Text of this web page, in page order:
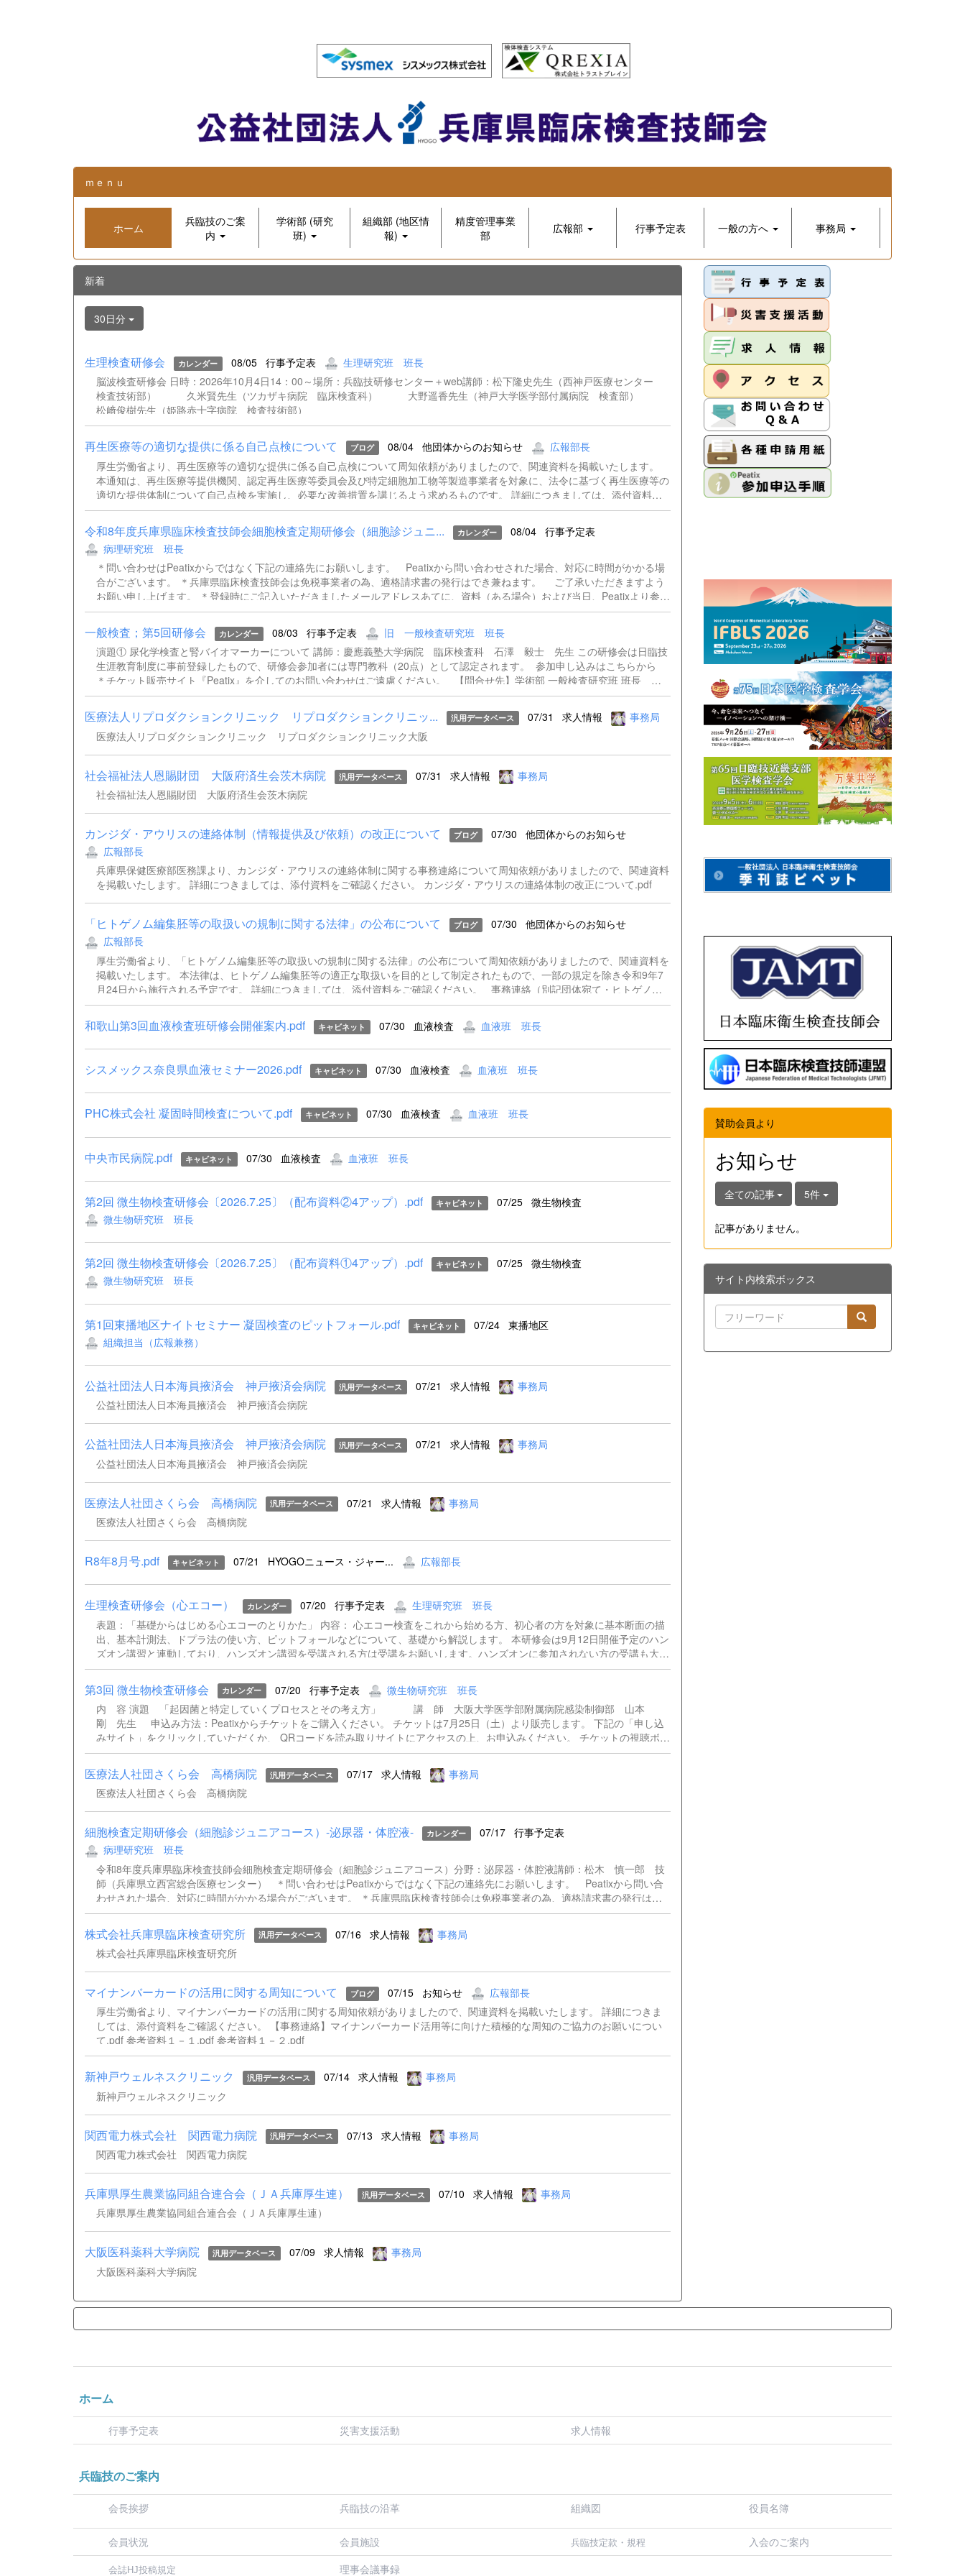
ｍｅｎｕ
ホーム
兵臨技のご案
内
学術部 (研究
班)
組織部 (地区情
報)
精度管理事業
部
広報部 行事予定表 一般の方へ 事務局
新着
30日分
生理検査研修会 カレンダー 08/05 行事予定表
生理研究班 班長
脳波検査研修会 日時：2026年10月4日14：00～場所：兵臨技研修センター＋web講師：松下隆史先生（西神戸医療センター
検査技術部） 久米賢先生（ツカザキ病院 臨床検査科） 大野遥香先生（神戸大学医学部付属病院 検査部）
松﨑俊樹先生（姫路赤十字病院 検査技術部）
再生医療等の適切な提供に係る自己点検について ブログ 08/04 他団体からのお知らせ
広報部長
厚生労働省より、再生医療等の適切な提供に係る自己点検について周知依頼がありましたので、関連資料を掲載いたします。
本通知は、再生医療等提供機関、認定再生医療等委員会及び特定細胞加工物等製造事業者を対象に、法令に基づく再生医療等の
適切な提供体制について自己点検を実施し、必要な改善措置を講じるよう求めるものです。 詳細につきましては、添付資料を
ご確認ください。 通知事務連絡（別記団体宛）.pdf 再生医療等の適切な提供に係る自己点検について（依頼）.pdf
令和8年度兵庫県臨床検査技師会細胞検査定期研修会（細胞診ジュニ... カレンダー 08/04
行事予定表
病理研究班 班長
＊問い合わせはPeatixからではなく下記の連絡先にお願いします。 Peatixから問い合わせされた場合、対応に時間がかかる場
合がございます。 ＊兵庫県臨床検査技師会は免税事業者の為、適格請求書の発行はでき兼ねます。 ご了承いただきますよう
お願い申し上げます。 ＊登録時にご記入いただきましたメールアドレスあてに、資料（ある場合）および当日、Peatixより参加
できない可能性があるため、ZOOMのウェビナー招致を送らせていただきます。登録時にメールアドレスをご記入いただけない
場合は、資料や招致メールを送ることが出来ません。当日の対応は出来かねますことをご了承ください。 連絡先兵庫県臨床
検査技師会病理・細胞研究班班長今川 奈央子Tel：078-382-6474
一般検査；第5回研修会 カレンダー 08/03 行事予定表
旧 一般検査研究班 班長
演題① 尿化学検査と腎バイオマーカーについて 講師：慶應義塾大学病院 臨床検査科 石澤 毅士 先生 この研修会は日臨技
生涯教育制度に事前登録したもので、研修会参加者には専門教科（20点）として認定されます。 参加申し込みはこちらから
＊チケット販売サイト『Peatix』を介してのお問い合わせはご遠慮ください。 【問合せ先】学術部 一般検査研究班 班長 中
島 和希 兵庫県立はりま姫路総合医療センター検査部 TEL 079-289-5080 mail: nakasimaamag@gmail.com
医療法人リプロダクションクリニック リプロダクションクリニッ... 汎用データベース 07/31 求人情報
事務局
医療法人リプロダクションクリニック リプロダクションクリニック大阪
社会福祉法人恩賜財団 大阪府済生会茨木病院 汎用データベース 07/31 求人情報
事務局
社会福祉法人恩賜財団 大阪府済生会茨木病院
カンジダ・アウリスの連絡体制（情報提供及び依頼）の改正について ブログ 07/30
他団体からのお知らせ
広報部長
兵庫県保健医療部医務課より、カンジダ・アウリスの連絡体制に関する事務連絡について周知依頼がありましたので、関連資料
を掲載いたします。 詳細につきましては、添付資料をご確認ください。 カンジダ・アウリスの連絡体制の改正について.pdf
「ヒトゲノム編集胚等の取扱いの規制に関する法律」の公布について ブログ 07/30
他団体からのお知らせ
広報部長
厚生労働省より、「ヒトゲノム編集胚等の取扱いの規制に関する法律」の公布について周知依頼がありましたので、関連資料を
掲載いたします。 本法律は、ヒトゲノム編集胚等の適正な取扱いを目的として制定されたもので、一部の規定を除き令和9年7
月24日から施行される予定です。 詳細につきましては、添付資料をご確認ください。 事務連絡（別記団体宛て・ヒトゲノム
編集胚等取扱規制法）.pdf 公布通知（ヒトゲノム編集胚等取扱規制法）.pdf ヒトゲノム編集胚等の取扱いの規制に関する法律
（令和８年法律第70号）（官報）.pdf
和歌山第3回血液検査班研修会開催案内.pdf キャビネット 07/30 血液検査 血液班 班長
シスメックス奈良県血液セミナー2026.pdf キャビネット 07/30 血液検査 血液班 班長
PHC株式会社 凝固時間検査について.pdf キャビネット 07/30 血液検査 血液班 班長
中央市民病院.pdf キャビネット 07/30 血液検査 血液班 班長
第2回 微生物検査研修会〔2026.7.25〕（配布資料②4アップ）.pdf キャビネット 07/25
微生物検査
微生物研究班 班長
第2回 微生物検査研修会〔2026.7.25〕（配布資料①4アップ）.pdf キャビネット 07/25
微生物検査
微生物研究班 班長
第1回東播地区ナイトセミナー 凝固検査のピットフォール.pdf キャビネット 07/24
東播地区
組織担当（広報兼務）
公益社団法人日本海員掖済会 神戸掖済会病院 汎用データベース 07/21 求人情報
事務局
公益社団法人日本海員掖済会 神戸掖済会病院
公益社団法人日本海員掖済会 神戸掖済会病院 汎用データベース 07/21 求人情報
事務局
公益社団法人日本海員掖済会 神戸掖済会病院
医療法人社団さくら会 高橋病院 汎用データベース 07/21 求人情報
事務局
医療法人社団さくら会 高橋病院
R8年8月号.pdf キャビネット 07/21 HYOGOニュース・ジャー... 広報部長
生理検査研修会（心エコー） カレンダー 07/20 行事予定表
生理研究班 班長
表題：「基礎からはじめる心エコーのとりかた」 内容： 心エコー検査をこれから始める方、初心者の方を対象に基本断面の描
出、基本計測法、ドプラ法の使い方、ピットフォールなどについて、基礎から解説します。 本研修会は9月12日開催予定のハン
ズオン講習と連動しており、ハンズオン講習を受講される方は受講をお願いします。ハンズオンに参加されない方の受講も大歓
迎です。事前にハンドアウトを送付いたします。(ハンドアウト送付は9月6日ごろの予定) 「心エコーの基本〜基本断面を出せ
るようになろう〜」 神戸大学医学部附属病院 検査部 神田 織江 先生 「心エコーの基本〜ドプラを使いこなそ
う〜」 神戸大学医学部附属病院 検査部 石神 由美子 先生 【開催概要】 ・日時：令和8年9月8日（火） 18：30～20：
30 ・開催方法 現地＋Webのハイブリット開催 ・場所：会場 兵庫県臨床検査技師会 研修センター（30名）
Zoom（https://zoom.us）によるWeb開催 ・会費：兵庫県会員、日臨技会員500円 非会員2000円 ・生涯教育点数：専門20点
・事前予約制：会場定員： 30名（先着順） Web定員 ：150名（先着順） 【申し込み方法】 ＊申し込み期間：...
第3回 微生物検査研修会 カレンダー 07/20 行事予定表
微生物研究班 班長
内 容 演題 「起因菌と特定していくプロセスとその考え方」 講 師 大阪大学医学部附属病院感染制御部 山本
剛 先生 申込み方法：Peatixからチケットをご購入ください。 チケットは7月25日（土）より販売します。 下記の「申し込
みサイト」をクリックしていただくか、 QRコードを読み取りサイトにアクセスの上、お申込みください。 チケットの視聴ボタ
ンからZoomに直接参加できるようになります。 ※現地参加される場合は、当日現金支払いにて受付が可能です。
https://biseibutsu20260827.peatix.com
医療法人社団さくら会 高橋病院 汎用データベース 07/17 求人情報
事務局
医療法人社団さくら会 高橋病院
細胞検査定期研修会（細胞診ジュニアコース）-泌尿器・体腔液- カレンダー 07/17
行事予定表
病理研究班 班長
令和8年度兵庫県臨床検査技師会細胞検査定期研修会（細胞診ジュニアコース）分野：泌尿器・体腔液講師：松木 慎一郎 技
師（兵庫県立西宮総合医療センター） ＊問い合わせはPeatixからではなく下記の連絡先にお願いします。 Peatixから問い合
わせされた場合、対応に時間がかかる場合がございます。 ＊兵庫県臨床検査技師会は免税事業者の為、適格請求書の発行はで
き兼ねます。 ご了承いただきますようお願い申し上げます。 ＊登録時にご記入いただきましたメールアドレスあてに、資料
（ある場合）および当日、Peatixより参加できない可能性があるため、ZOOMのウェビナー招致を送らせていただきます。登録
時にメールアドレスをご記入いただけない場合は、資料や招致メールを送ることが出来ません。当日の対応は出来かねますこと
をご了承ください。 連絡先兵庫県臨床検査技師会病理・細胞研究班班長今川 奈央子Tel：078-382-6474
株式会社兵庫県臨床検査研究所 汎用データベース 07/16 求人情報
事務局
株式会社兵庫県臨床検査研究所
マイナンバーカードの活用に関する周知について ブログ 07/15 お知らせ
広報部長
厚生労働省より、マイナンバーカードの活用に関する周知依頼がありましたので、関連資料を掲載いたします。 詳細につきま
しては、添付資料をご確認ください。 【事務連絡】マイナンバーカード活用等に向けた積極的な周知のご協力のお願いについ
て.pdf 参考資料１－１.pdf 参考資料１－２.pdf
新神戸ウェルネスクリニック 汎用データベース 07/14 求人情報
事務局
新神戸ウェルネスクリニック
関西電力株式会社 関西電力病院 汎用データベース 07/13 求人情報
事務局
関西電力株式会社 関西電力病院
兵庫県厚生農業協同組合連合会（ＪＡ兵庫厚生連） 汎用データベース 07/10 求人情報
事務局
兵庫県厚生農業協同組合連合会（ＪＡ兵庫厚生連）
大阪医科薬科大学病院 汎用データベース 07/09 求人情報
事務局
大阪医科薬科大学病院
賛助会員より
お知らせ
全ての記事 5件
記事がありません。
サイト内検索ボックス
ホーム
行事予定表 災害支援活動 求人情報
兵臨技のご案内
会長挨拶 兵臨技の沿革 組織図 役員名簿
会員状況 会員施設 兵臨技定款・規程 入会のご案内
会誌HJ投稿規定 理事会議事録